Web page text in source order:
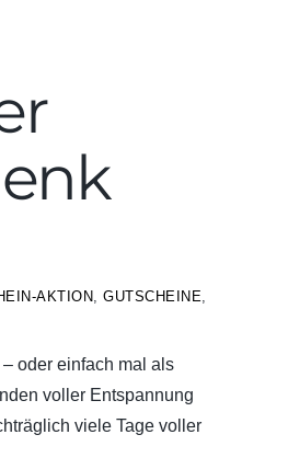
AKTION,GUTSCHEINE,
oder einfach mal als
voller Entspannung
viele Tage voller